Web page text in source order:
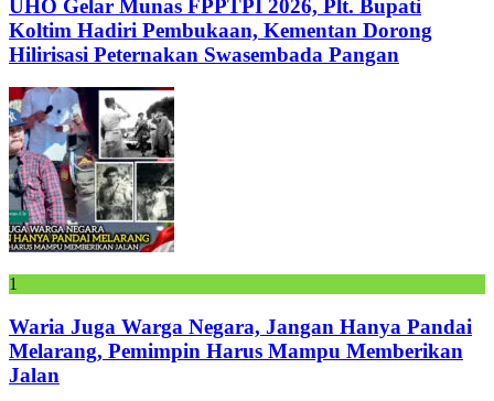
UHO Gelar Munas FPPTPI 2026, Plt. Bupati
Koltim Hadiri Pembukaan, Kementan Dorong
Hilirisasi Peternakan Swasembada Pangan
1
Waria Juga Warga Negara, Jangan Hanya Pandai
Melarang, Pemimpin Harus Mampu Memberikan
Jalan